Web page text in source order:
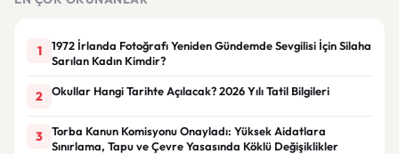
1
1972 İrlanda Fotoğrafı Yeniden Gündemde Sevgilisi İçin Silaha
Sarılan Kadın Kimdir?
2 Okullar Hangi Tarihte Açılacak? 2026 Yılı Tatil Bilgileri
3
Torba Kanun Komisyonu Onayladı: Yüksek Aidatlara
Sınırlama, Tapu ve Çevre Yasasında Köklü Değişiklikler